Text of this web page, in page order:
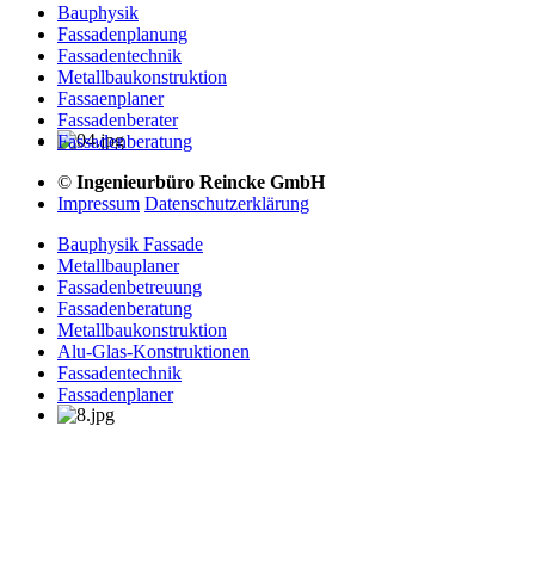
Bauphysik
Fassadenplanung
Fassadentechnik
Metallbaukonstruktion
Fassaenplaner
Fassadenberater
Fassadenberatung
© Ingenieurbüro Reincke GmbH
Impressum Datenschutzerklärung
Bauphysik Fassade
Metallbauplaner
Fassadenbetreuung
Fassadenberatung
Metallbaukonstruktion
Alu-Glas-Konstruktionen
Fassadentechnik
Fassadenplaner